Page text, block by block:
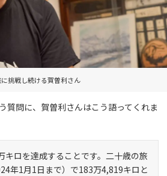
挑戦し続ける賀曽利さん
質問に、賀曽利さんはこう語ってくれま
キロを達成することです。二十歳の旅
年1月1日まで）で183万4,819キロと